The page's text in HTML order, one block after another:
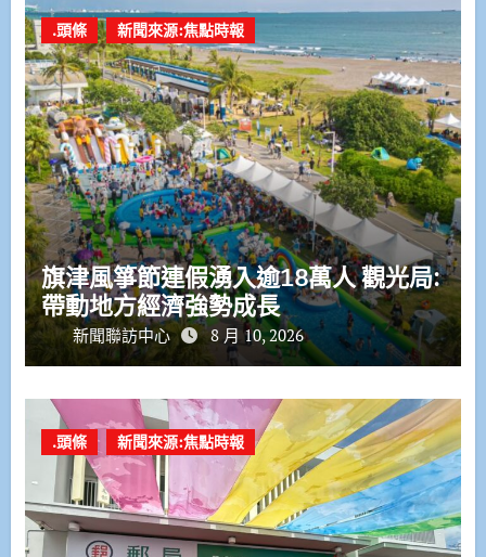
.頭條 新聞來源:焦點時報
旗津風箏節連假湧入逾18萬人 觀光局:
帶動地方經濟強勢成長
新聞聯訪中心 8 月 10, 2026
.頭條 新聞來源:焦點時報